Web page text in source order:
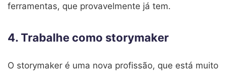
ferramentas, que provavelmente já tem.
4. Trabalhe como storymaker
O storymaker é uma nova profissão, que está muito